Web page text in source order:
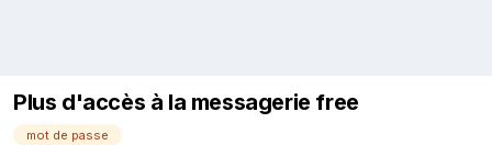
Plus d'accès à la messagerie free
mot de passe